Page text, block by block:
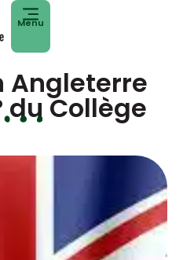
Menu
Angleterre
du Collège